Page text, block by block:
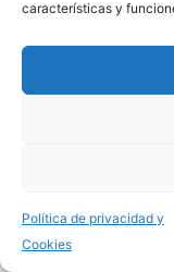
características y
Política de privacidad y
Cookies